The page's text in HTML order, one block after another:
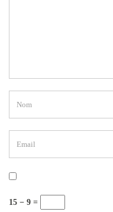
15 − 9 =